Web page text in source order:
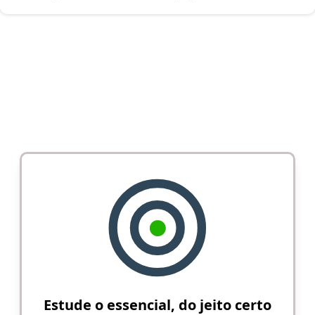
Estude o essencial, do jeito certo